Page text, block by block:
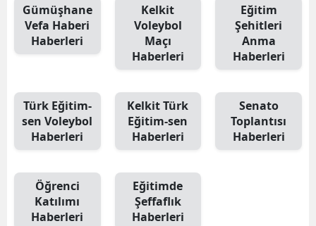
Gümüşhane
Vefa Haberi
Haberleri
Kelkit
Voleybol
Maçı
Haberleri
Eğitim
Şehitleri
Anma
Haberleri
Türk Eğitim-
sen Voleybol
Haberleri
Kelkit Türk
Eğitim-sen
Haberleri
Senato
Toplantısı
Haberleri
Öğrenci
Katılımı
Haberleri
Eğitimde
Şeffaflık
Haberleri